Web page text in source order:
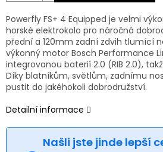
Powerfly FS+ 4 Equipped je velmi
horské elektrokolo pro náročná
přední a 120mm zadní zdvih tlumící
výkonný motor Bosch Performance
integrovanou baterií 2.0 (RIB 2.0),
Díky blatníkům, světlům, zadnímu
pustit do jakéhokoli dobrodružství.
Detailní informace
Našli jste jinde lepší